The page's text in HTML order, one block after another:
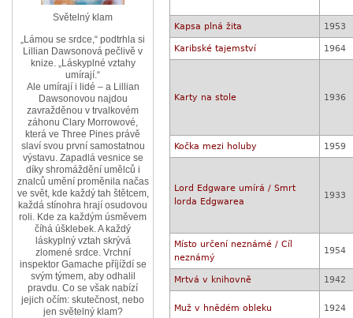
Kapsa plná žita 1953
Karibské tajemství 1964
Karty na stole 1936
Kočka mezi holuby 1959
Lord Edgware umírá / Smrt
lorda Edgwarea
1933
Místo určení neznámé / Cíl
neznámý
1954
Mrtvá v knihovně 1942
Muž v hnědém obleku 1924
Světelný klam
„Lámou se srdce,“ podtrhla si
Lillian Dawsonová pečlivě v
knize. „Láskyplné vztahy
umírají.“
Ale umírají i lidé – a Lillian
Dawsonovou najdou
zavražděnou v trvalkovém
záhonu Clary Morrowové,
která ve Three Pines právě
slaví svou první samostatnou
výstavu. Zapadlá vesnice se
díky shromáždění umělců i
znalců umění proměnila načas
ve svět, kde každý tah štětcem,
každá stínohra hrají osudovou
roli. Kde za každým úsměvem
číhá úšklebek. A každý
láskyplný vztah skrývá
zlomené srdce. Vrchní
inspektor Gamache příjíždí se
svým týmem, aby odhalil
pravdu. Co se však nabízí
jejich očím: skutečnost, nebo
jen světelný klam?